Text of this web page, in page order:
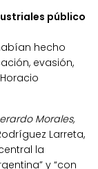
público
hecho
evasión,
Morales,
Larreta,
la
y “con